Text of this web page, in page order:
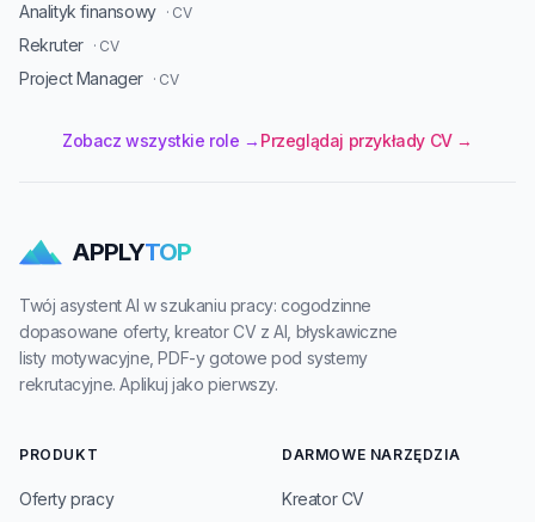
Analityk finansowy · CV
Rekruter · CV
Project Manager · CV
Zobacz wszystkie role → Przeglądaj przykłady CV →
APPLYTOP
Twój asystent AI w szukaniu pracy: cogodzinne
dopasowane oferty, kreator CV z AI, błyskawiczne
listy motywacyjne, PDF-y gotowe pod systemy
rekrutacyjne. Aplikuj jako pierwszy.
PRODUKT
Oferty pracy
DARMOWE NARZĘDZIA
Kreator CV